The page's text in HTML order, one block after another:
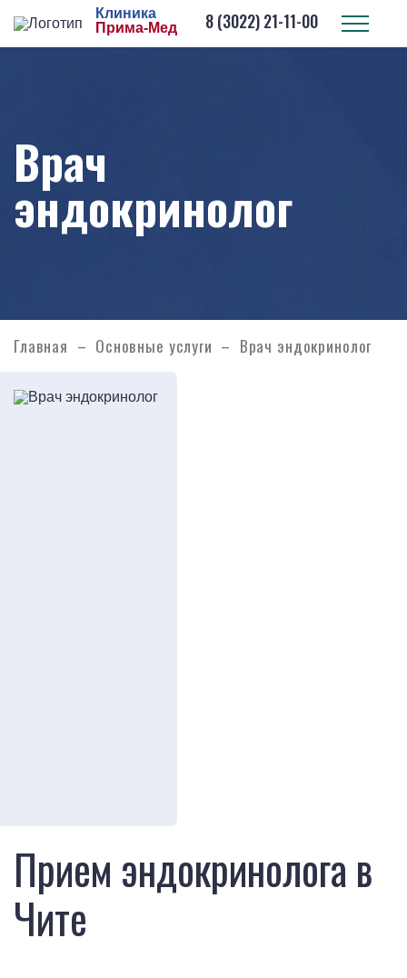
Клиника
Прима-Мед
8 (3022) 21-11-00
Врач
эндокринолог
Главная Основные услуги Врач эндокринолог
Прием эндокринолога в
Чите